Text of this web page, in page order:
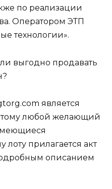
по реализации
Оператором ЭТП
технологии».
выгодно продавать
является
любой желающий
прилагается акт
описанием